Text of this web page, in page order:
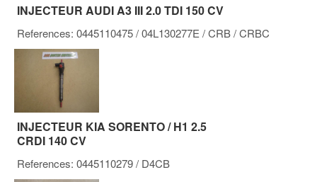
INJECTEUR AUDI A3 III 2.0 TDI 150 CV
References: 0445110475/ 04L130277E / CRB / CRBC
INJECTEUR KIA SORENTO / H1 2.5
CRDI 140 CV
References: 0445110279/ D4CB